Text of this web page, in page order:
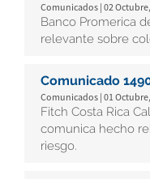
Comunicados | 02
Banco Promerica
relevante sobre
Comunicado
Comunicados | 01
Fitch Costa Rica
comunica hecho
riesgo.